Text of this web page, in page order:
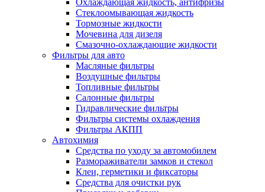
Охлаждающая жидкость, антифризы
Стеклоомывающая жидкость
Тормозные жидкости
Мочевина для дизеля
Смазочно-охлаждающие жидкости
Фильтры для авто
Масляные фильтры
Воздушные фильтры
Топливные фильтры
Салонные фильтры
Гидравлические фильтры
Фильтры системы охлаждения
Фильтры АКПП
Автохимия
Средства по уходу за автомобилем
Размораживатели замков и стекол
Клеи, герметики и фиксаторы
Средства для очистки рук